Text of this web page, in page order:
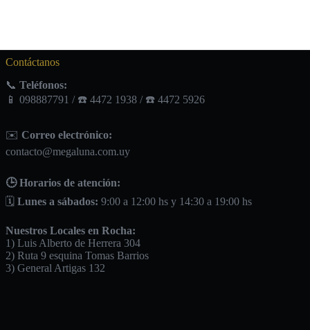
Contáctanos
📞 Teléfonos:
📱 098887791 / ☎️ 4472 1938 / ☎️ 4472 5926
✉️ Correo electrónico:
contacto@megaluna.com.uy
🕒 Horarios de atención:
🗓️ Lunes a sábados: 9:00 a 12:00 hs y 14:30 a 19:00 hs
Nuestros Locales en Rocha:
1) Luis Alberto de Herrera 304
2) Ruta 9 esquina Tomas Barrios
3) General Artigas 132